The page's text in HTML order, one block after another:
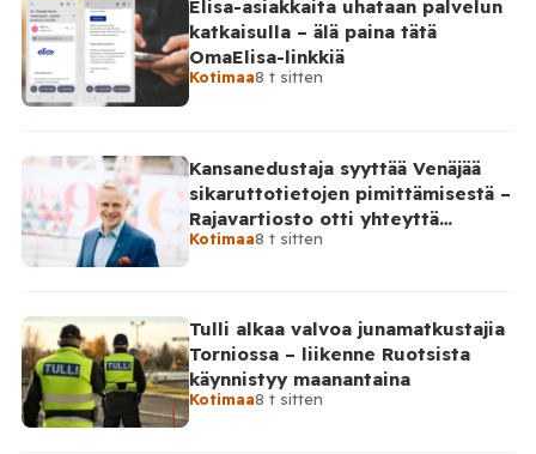
Elisa-asiakkaita uhataan palvelun
katkaisulla – älä paina tätä
OmaElisa-linkkiä
Kotimaa8 t sitten
Kansanedustaja syyttää Venäjää
sikaruttotietojen pimittämisestä –
Rajavartiosto otti yhteyttä
Venäjälle
Kotimaa8 t sitten
Tulli alkaa valvoa junamatkustajia
Torniossa – liikenne Ruotsista
käynnistyy maanantaina
Kotimaa8 t sitten